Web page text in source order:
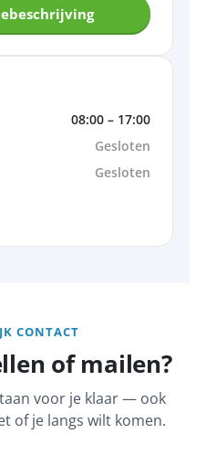
08:00 – 17:00
Gesloten
Gesloten
CONTACT
of mailen?
voor je klaar — ook
of je langs wilt komen.